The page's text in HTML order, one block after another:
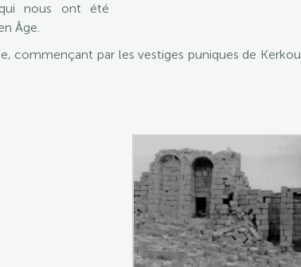
nous ont été
Âge.
commençant par les vestiges puniques de